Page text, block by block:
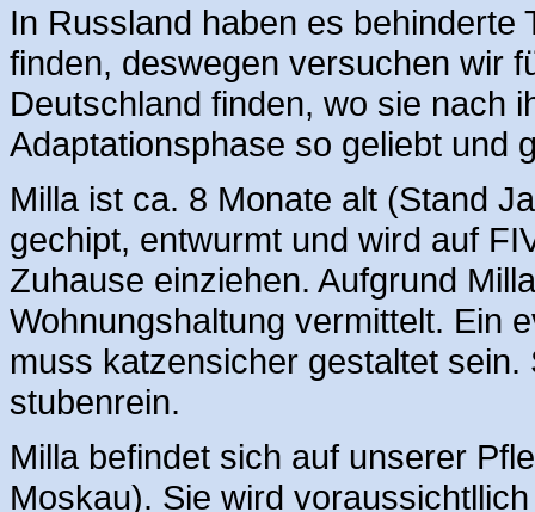
In Russland haben es
finden, deswegen versuchen wir
Deutschland finden, wo sie nach
Adaptationsphase so geliebt und
Milla ist ca. 8 Monate alt (Stand
gechipt, entwurmt und wird auf
Zuhause einziehen. Aufgrund
Wohnungshaltung vermittelt. Ein
muss katzensicher gestaltet
stubenrein.
Milla befindet sich auf unserer
Moskau). Sie wird